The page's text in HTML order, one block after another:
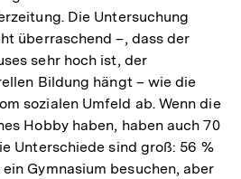
Die Untersuchung
überraschend –, dass der
sehr hoch ist, der
Bildung hängt – wie die
sozialen Umfeld ab. Wenn die
Hobby haben, haben auch 70
Unterschiede sind groß: 56 %
Gymnasium besuchen, aber